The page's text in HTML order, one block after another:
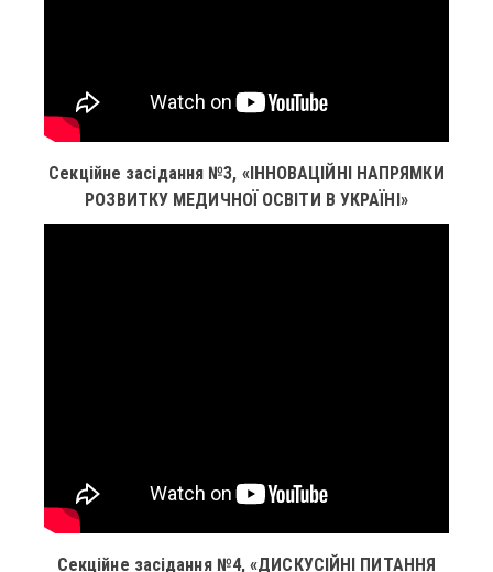
Секційне засідання №3, «ІННОВАЦІЙНІ НАПРЯМКИ
РОЗВИТКУ МЕДИЧНОЇ ОСВІТИ В УКРАЇНІ»
Секційне засідання №4, «ДИСКУСІЙНІ ПИТАННЯ